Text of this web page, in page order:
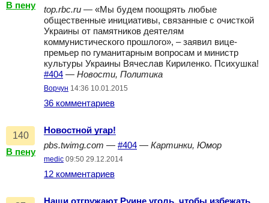
В пену
top.rbc.ru — «Мы будем поощрять любые
общественные инициативы, связанные с очисткой
Украины от памятников деятелям
коммунистического прошлого», – заявил вице-
премьер по гуманитарным вопросам и министр
культуры Украины Вячеслав Кириленко. Психушка!
#404 — Новости, Политика
Ворчун 14:36 10.01.2015
36 комментариев
140
В пену
Новостной угар!
pbs.twimg.com — #404 — Картинки, Юмор
medic 09:50 29.12.2014
12 комментариев